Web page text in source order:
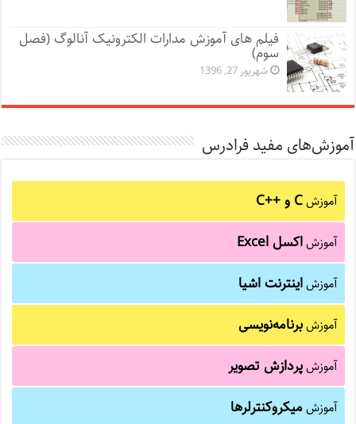
فیلم های آموزش مدارات الکترونیک آنالوگ (فصل
سوم)
شهریور 27, 1396
آموزش‌های مفید فرادرس
آموزشC و C++‎
آموزشاکسل Excel
آموزشاینترنت اشیا
آموزشبرنامه‌نویسی
آموزشپردازش تصویر
آموزشمیکروکنترلرها